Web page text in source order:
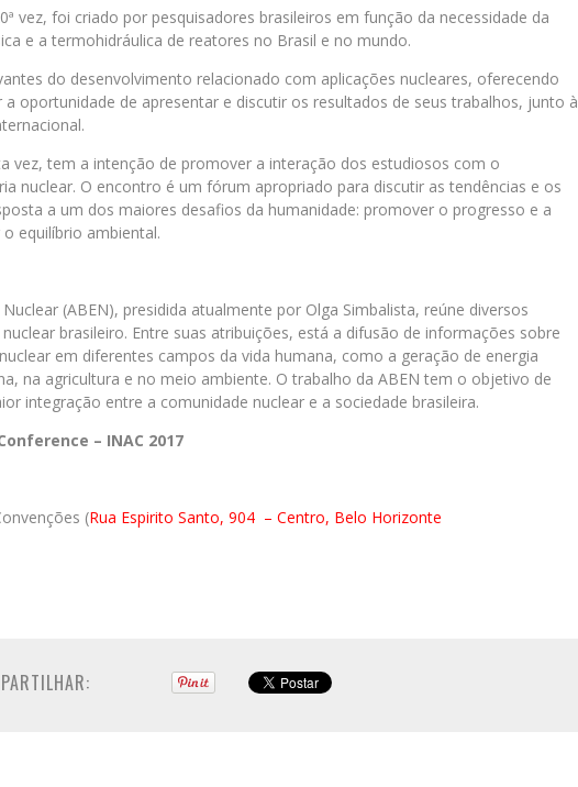
vez, foi criado por pesquisadores brasileiros em função da necessidade da
e a termohidráulica de reatores no Brasil e no mundo.
do desenvolvimento relacionado com aplicações nucleares, oferecendo
a oportunidade de apresentar e discutir os resultados de seus trabalhos, junto à
vez, tem a intenção de promover a interação dos estudiosos com o
nuclear. O encontro é um fórum apropriado para discutir as tendências e os
a um dos maiores desafios da humanidade: promover o progresso e a
equilíbrio ambiental.
(ABEN), presidida atualmente por Olga Simbalista, reúne diversos
brasileiro. Entre suas atribuições, está a difusão de informações sobre
em diferentes campos da vida humana, como a geração de energia
na agricultura e no meio ambiente. O trabalho da ABEN tem o objetivo de
integração entre a comunidade nuclear e a sociedade brasileira.
– INAC 2017
(Rua Espirito Santo, 904 – Centro, Belo Horizonte